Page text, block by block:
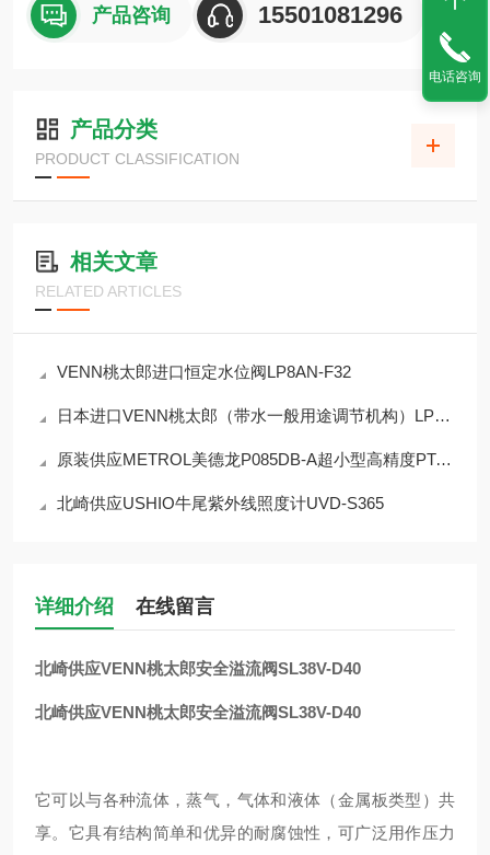
产品咨询 15501081296
产品分类
PRODUCT CLASSIFICATION
相关文章
RELATED ARTICLES
VENN桃太郎进口恒定水位阀LP8AN-F32
日本进口VENN桃太郎（带水一般用途调节机构）LP9HN-F40恒水位阀
原装供应METROL美德龙P085DB-A超小型高精度PT-接触式传感器
北崎供应USHIO牛尾紫外线照度计UVD-S365
详细介绍 在线留言
北崎供应VENN桃太郎安全溢流阀SL38V-D40
北崎供应VENN桃太郎安全溢流阀SL38V-D40
它可以与各种流体，蒸气，气体和液体（金属板类型）共
享。它具有结构简单和优异的耐腐蚀性，可广泛用作压力
电话咨询